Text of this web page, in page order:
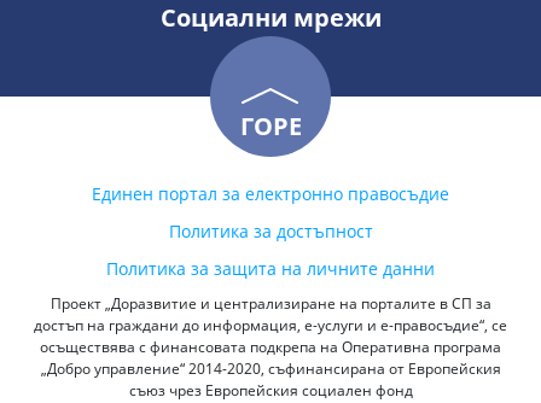
Социални мрежи
ГОРЕ
Единен портал за електронно правосъдие
Политика за достъпност
Политика за защита на личните данни
Проект „Доразвитие и централизиране на порталите в СП за
достъп на граждани до информация, е-услуги и е-правосъдие“, се
осъществява с финансовата подкрепа на Оперативна програма
„Добро управление“ 2014-2020, съфинансирана от Европейския
съюз чрез Европейския социален фонд